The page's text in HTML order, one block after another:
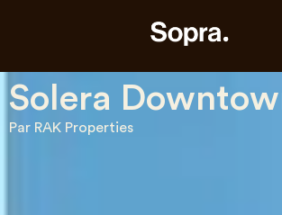
Solera
Par RAK Properties